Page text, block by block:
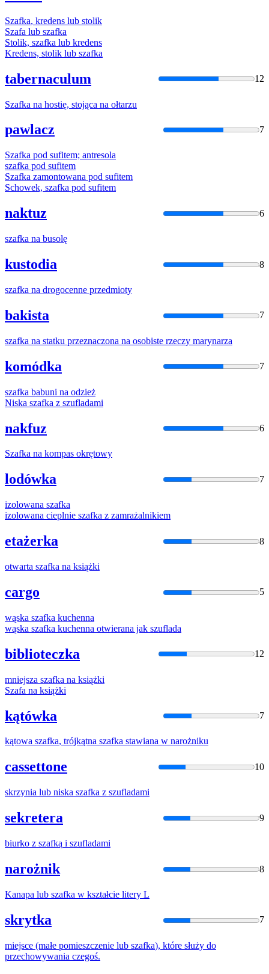
Szafka, kredens lub stolik
Szafa lub szafka
Stolik, szafka lub kredens
Kredens, stolik lub szafka
tabernaculum 12
Szafka na hostię, stojąca na ołtarzu
pawlacz 7
Szafka pod sufitem; antresola
szafka pod sufitem
Szafka zamontowana pod sufitem
Schowek, szafka pod sufitem
naktuz 6
szafka na busolę
kustodia 8
szafka na drogocenne przedmioty
bakista 7
szafka na statku przeznaczona na osobiste rzeczy marynarza
komódka 7
szafka babuni na odzież
Niska szafka z szufladami
nakfuz 6
Szafka na kompas okrętowy
lodówka 7
izolowana szafka
izolowana cieplnie szafka z zamrażalnikiem
etażerka 8
otwarta szafka na książki
cargo 5
wąska szafka kuchenna
wąska szafka kuchenna otwierana jak szuflada
biblioteczka 12
mniejsza szafka na książki
Szafa na książki
kątówka 7
kątowa szafka, trójkątna szafka stawiana w narożniku
cassettone 10
skrzynia lub niska szafka z szufladami
sekretera 9
biurko z szafką i szufladami
narożnik 8
Kanapa lub szafka w kształcie litery L
skrytka 7
miejsce (małe pomieszczenie lub szafka), które służy do
przechowywania czegoś.